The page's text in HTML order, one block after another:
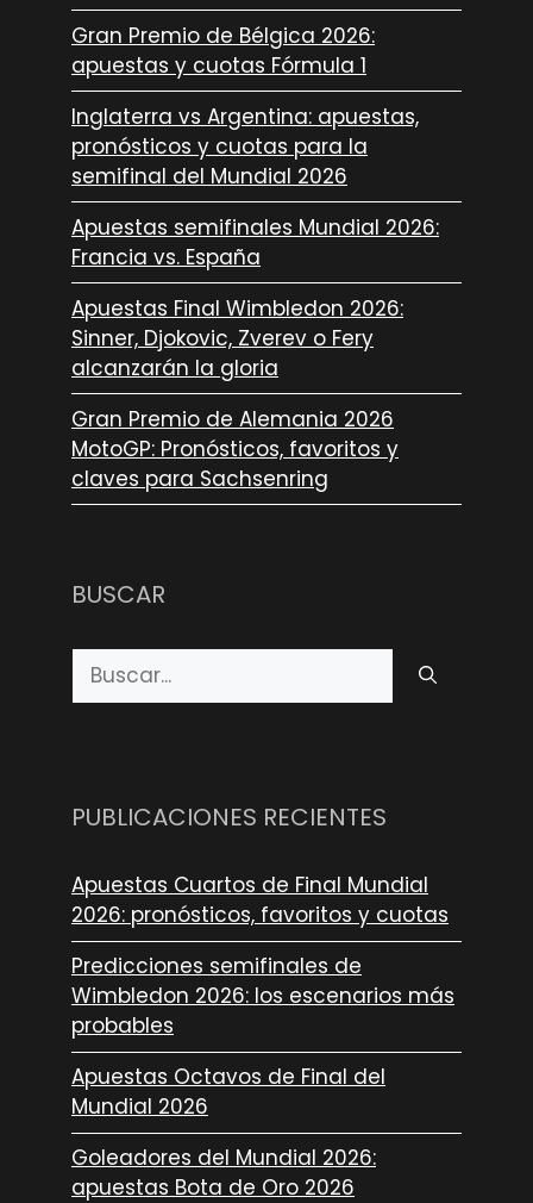
Gran Premio de Bélgica 2026:
apuestas y cuotas Fórmula 1
Inglaterra vs Argentina: apuestas,
pronósticos y cuotas para la
semifinal del Mundial 2026
Apuestas semifinales Mundial 2026:
Francia vs. España
Apuestas Final Wimbledon 2026:
Sinner, Djokovic, Zverev o Fery
alcanzarán la gloria
Gran Premio de Alemania 2026
MotoGP: Pronósticos, favoritos y
claves para Sachsenring
BUSCAR
Buscar:
PUBLICACIONES RECIENTES
Apuestas Cuartos de Final Mundial
2026: pronósticos, favoritos y cuotas
Predicciones semifinales de
Wimbledon 2026: los escenarios más
probables
Apuestas Octavos de Final del
Mundial 2026
Goleadores del Mundial 2026:
apuestas Bota de Oro 2026